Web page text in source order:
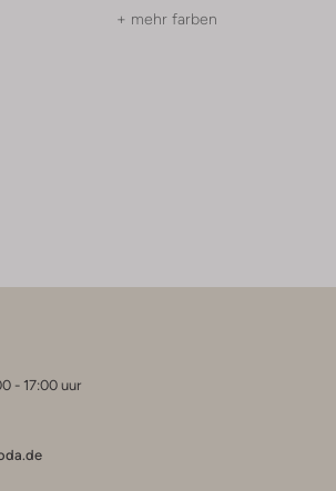
+ mehr farben
- 17:00 uur